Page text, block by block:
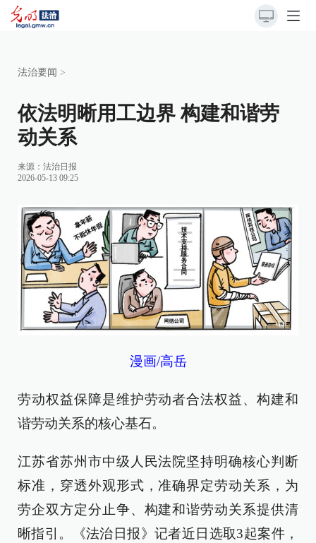
法治要闻 >
依法明晰用工边界 构建和谐劳
动关系
来源： 法治日报
2026-05-13 09:25
漫画/高岳
劳动权益保障是维护劳动者合法权益、构建和
谐劳动关系的核心基石。
江苏省苏州市中级人民法院坚持明确核心判断
标准，穿透外观形式，准确界定劳动关系，为
劳企双方定分止争、构建和谐劳动关系提供清
晰指引。《法治日报》记者近日选取3起案件，